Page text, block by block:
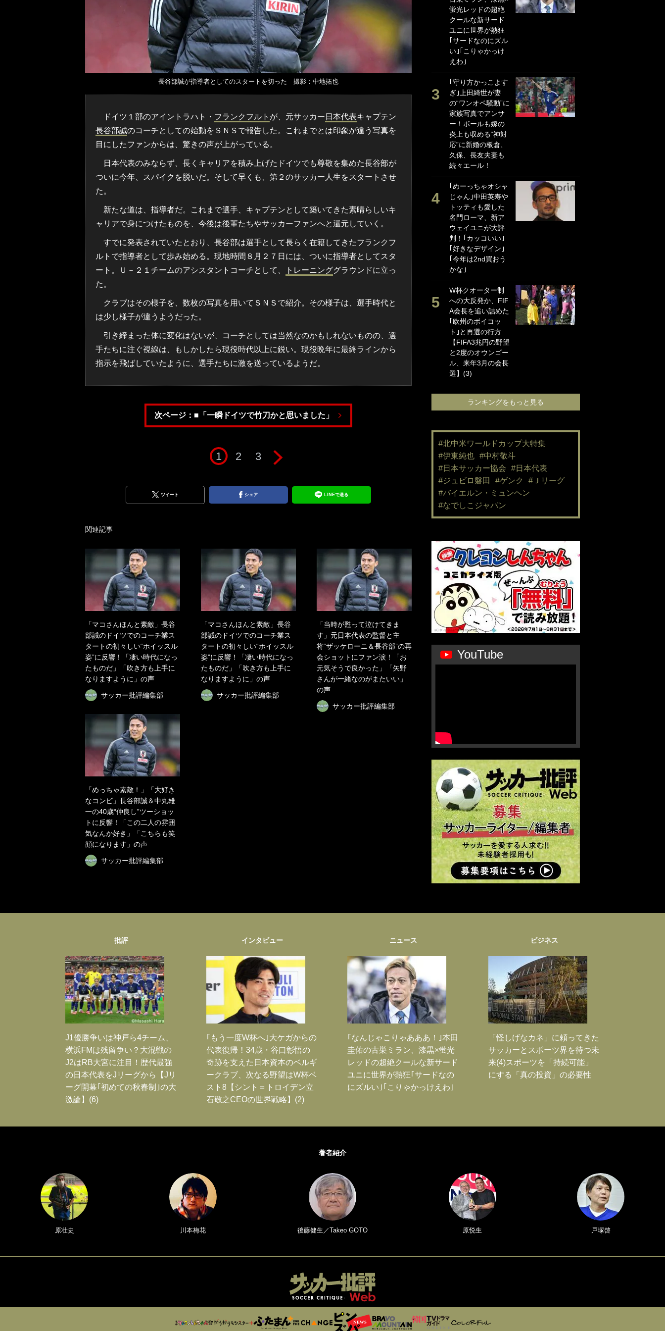
長谷部誠が指導者としてのスタートを切った 撮影：中地拓也
ドイツ１部のアイントラハト・ フランクフルト が、元サッカー 日本代表キャプテン
長谷部誠のコーチとしての始動をＳＮＳで報告した。これまでとは印象が違う写真を
目にしたファンからは、驚きの声が上がっている。
日本代表のみならず、長くキャリアを積み上げたドイツでも尊敬を集めた長谷部が
ついに今年、スパイクを脱いだ。そして早くも、第２のサッカー人生をスタートさせ
た。
新たな道は、指導者だ。これまで選手、キャプテンとして築いてきた素晴らしいキ
ャリアで身につけたものを、今後は後輩たちやサッカーファンへと還元していく。
すでに発表されていたとおり、長谷部は選手として長らく在籍してきたフランクフ
ルトで指導者として歩み始める。現地時間８月２７日には、ついに指導者としてスタ
ート。Ｕ－２１チームのアシスタントコーチとして、
トレーニンググラウンドに立っ
た。
クラブはその様子を、数枚の写真を用いてＳＮＳで紹介。その様子は、選手時代と
は少し様子が違うようだった。
引き締まった体に変化はないが、コーチとしては当然なのかもしれないものの、選
手たちに注ぐ視線は、もしかしたら現役時代以上に鋭い。現役晩年に最終ラインから
指示を飛ばしていたように、選手たちに激を送っているようだ。
次ページ：■「一瞬ドイツで竹刀かと思いました」
1 2 3
ツイート シェア LINEで送る
関連記事
「マコさんほんと素敵」長谷
部誠のドイツでのコーチ業ス
タートの初々しい“ホイッスル
姿”に反響！「凄い時代になっ
たものだ」「吹き方も上手に
なりますように」の声
サッカー批評編集部
「マコさんほんと素敵」長谷
部誠のドイツでのコーチ業ス
タートの初々しい“ホイッスル
姿”に反響！「凄い時代になっ
たものだ」「吹き方も上手に
なりますように」の声
サッカー批評編集部
「当時が甦って泣けてきま
す」元日本代表の監督と主
将“ザッケローニ＆長谷部”の再
会ショットにファン涙！「お
元気そうで良かった」「矢野
さんが一緒なのがまたいい」
の声
サッカー批評編集部
「めっちゃ素敵！」「大好き
なコンビ」長谷部誠＆中丸雄
一の40歳“仲良し”ツーショッ
トに反響！「この二人の雰囲
気なんか好き」「こちらも笑
顔になります」の声
サッカー批評編集部
蛍光レッドの超絶
クールな新サード
ユニに世界が熱狂
｢サードなのにズル
い｣｢こりゃかっけ
えわ｣
｢守り方かっこよす
ぎ｣上田綺世が妻
の“ワンオペ騒動”に
家族写真でアンサ
ー！ボールも嫁の
炎上も収める“神対
応”に新婚の板倉、
久保、長友夫妻も
続々エール！
｢めーっちゃオシャ
じゃん｣中田英寿や
トッティも愛した
名門ローマ、新ア
ウェイユニが大評
判！｢カッコいい｣
｢好きなデザイン｣
｢今年は2nd買おう
かな｣
W杯クオーター制
への大反発か、FIF
A会長を追い詰めた
｢欧州のボイコッ
ト｣と再選の行方
【FIFA3兆円の野望
と2度のオウンゴー
ル、来年3月の会長
選】(3)
ランキングをもっと見る
#北中米ワールドカップ大特集
#伊東純也 #中村敬斗
#日本サッカー協会
#日本代表
#ジュビロ磐田
#ゲンク
#Ｊリーグ
#バイエルン・ミュンヘン
#なでしこジャパン
YouTube
批評
J1優勝争いは神戸ら4チーム、
横浜FMは残留争い？大混戦の
J2はRB大宮に注目！歴代最強
の日本代表をJリーグから【Jリ
ーグ開幕｢初めての秋春制｣の大
激論】(6)
インタビュー
｢もう一度W杯へ｣大ケガからの
代表復帰！34歳・谷口彰悟の
奇跡を支えた日本資本のベルギ
ークラブ、次なる野望はW杯ベ
スト8【シント＝トロイデン立
石敬之CEOの世界戦略】(2)
ニュース
｢なんじゃこりゃあああ！｣本田
圭佑の古巣ミラン、漆黒×蛍光
レッドの超絶クールな新サード
ユニに世界が熱狂｢サードなの
にズルい｣｢こりゃかっけえわ｣
ビジネス
「怪しげなカネ」に頼ってきた
サッカーとスポーツ界を待つ未
来(4)スポーツを「持続可能」
にする「真の投資」の必要性
著者紹介
原壮史 川本梅花 後藤健生／Takeo GOTO 原悦生 戸塚啓